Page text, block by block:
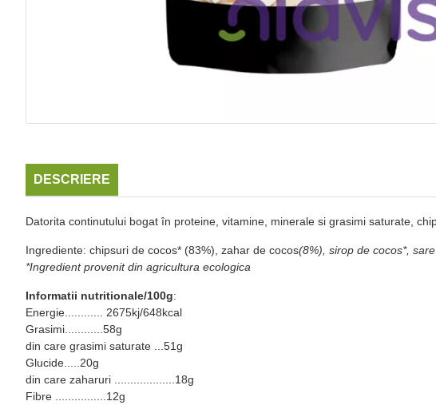
DESCRIERE
Datorita continutului bogat în proteine, vitamine, minerale si grasimi saturate,
Ingrediente: chipsuri de cocos* (83%), zahar de cocos(8%), sirop de cocos*,
*Ingredient provenit din agricultura ecologica
Informatii nutritionale/100g:
Energie............ 2675kj/648kcal
Grasimi............58g
din care grasimi saturate ...51g
Glucide.....20g
din care zaharuri ...................18g
Fibre ................12g